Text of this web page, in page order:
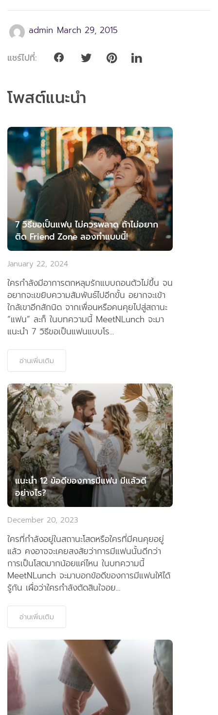
admin March 29, 2015
แชร์ไปที่:
โพสต์แนะนำ
7 วิธีขอเป็นแฟน ไม่ควรพลาด ถ้าไม่อยาก
ติด Friend Zone ลองทำแบบนี้!
January 22, 2024
ใครกำลังมีอาการตกหลุมรักแบบถอนตัวไม่ขึ้น จน
อยากจะเขยิบความสัมพันธ์ไปอีกขั้น อยากจะเข้า
ใกล้เขาอีกสักนิด จากเพื่อนหรือคนคุยไปสู่สถานะ
“แฟน” ละก็ ในบทความนี้ MeetNLunch จะมา
แนะนำ 7 วิธีขอเป็นแฟนแบบโร...
อ่านเพิ่มเติม
แนะนำ 12 ข้อดีของการมีแฟน มีแล้วดี
อย่างไร?
December 20, 2023
ใครที่กำลังอยู่ในสถานะโสดหรือใครที่มีคนคุยอยู่
แล้ว คงอาจจะเคยสงสัยว่าการมีแฟนนั้นดีกว่า
การเป็นโสดมากน้อยแค่ไหน ในบทความนี้
MeetNLunch จะมาบอกข้อดีของการมีแฟนให้ได้
รู้กัน เผื่อว่าใครกำลังตัดสินใจอย...
อ่านเพิ่มเติม